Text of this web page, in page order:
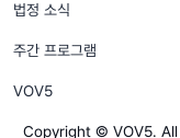
법정 소식
주간 프로그램
VOV5
Copyright © VOV5.